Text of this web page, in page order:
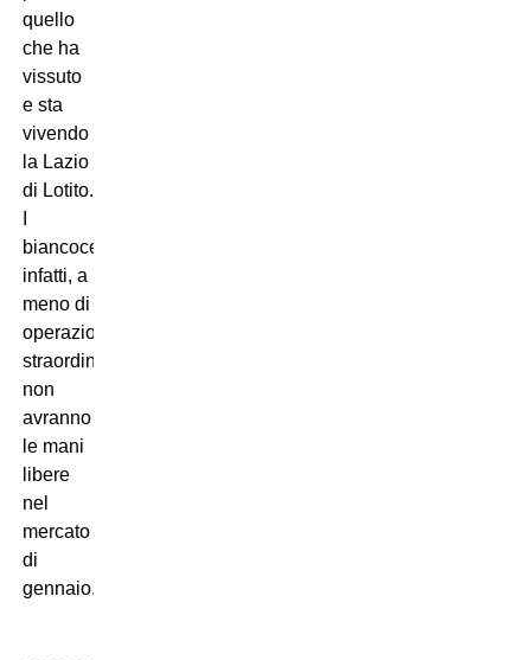
quello
che ha
vissuto
e sta
vivendo
la Lazio
di Lotito.
biancocelesti
infatti, a
meno di
operazioni
straordinari,
non
avranno
le mani
libere
nel
mercato
di
gennaio.